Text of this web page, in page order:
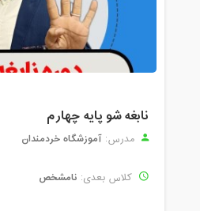
نابغه شو پایه چهارم
مدرس: آموزشگاه خردمندان
کلاس بعدی: نامشخص